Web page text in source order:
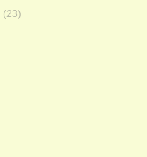
(23)